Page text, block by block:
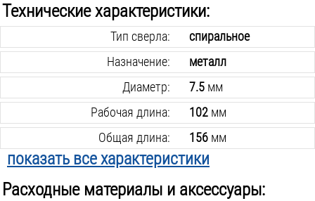
Технические характеристики:
Тип сверла:
спиральное
Назначение:
металл
Диаметр:
7.5мм
Рабочая длина:
102мм
Общая длина:
156мм
Материал:
р6м5
Хвостовик крепления:
цилиндрический
показать все характеристики
Расходные материалы и аксессуары: